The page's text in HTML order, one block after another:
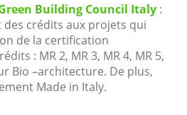
Building Council Italy :
des crédits aux projets qui
de la certification
: MR 2, MR 3, MR 4, MR 5,
Bio –architecture. De plus,
Made in Italy.